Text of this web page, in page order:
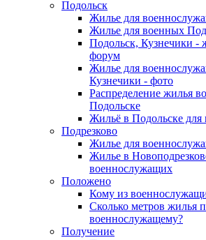
Подольск
Жилье для
Жилье для военных
Подольск, Кузнечики -
форум
Жилье для
Кузнечики - фото
Распределение жилья
Подольске
Жильё в Подольске
Подрезково
Жилье для
Жилье в
военнослужащих
Положено
Кому из
Сколько метров жилья
военнослужащему?
Получение